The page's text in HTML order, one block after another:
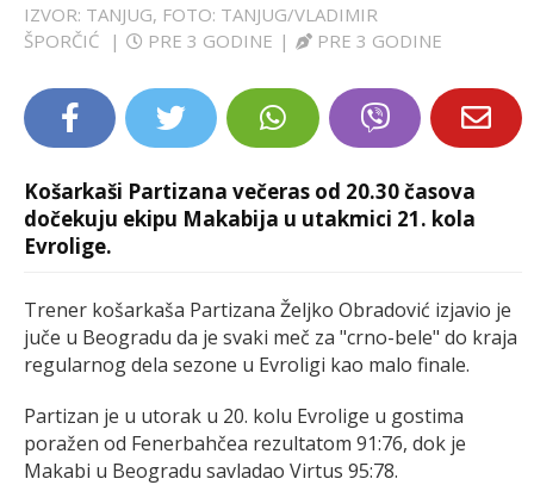
LIFESTYLE
EXTRA
IZVOR: TANJUG, FOTO: TANJUG/VLADIMIR
ŠPORČIĆ
| PRE 3 GODINE | PRE 3 GODINE
Košarkaši Partizana večeras od 20.30 časova
dočekuju ekipu Makabija u utakmici 21. kola
Evrolige.
Trener košarkaša Partizana Željko Obradović izjavio je
juče u Beogradu da je svaki meč za "crno-bele" do kraja
regularnog dela sezone u Evroligi kao malo finale.
Partizan je u utorak u 20. kolu Evrolige u gostima
poražen od Fenerbahčea rezultatom 91:76, dok je
Makabi u Beogradu savladao Virtus 95:78.